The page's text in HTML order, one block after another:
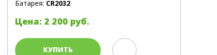
Батарея: CR2032
Цена: 2 200 руб.
КУПИТЬ